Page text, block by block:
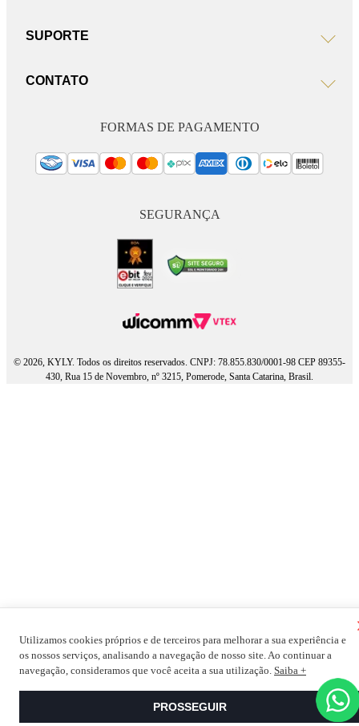
Utilizamos cookies próprios e de terceiros para melhorar a sua experiência e
os nossos serviços, analisando a navegação de nosso site. Ao continuar a
navegação, consideramos que você aceita a sua utilização. Saiba +
PROSSEGUIR
SUPORTE
CONTATO
FORMAS DE PAGAMENTO
SEGURANÇA
© 2026, KYLY. Todos os direitos reservados. CNPJ: 78.855.830/0001-98 CEP 89355-
430, Rua 15 de Novembro, nº 3215, Pomerode, Santa Catarina, Brasil.